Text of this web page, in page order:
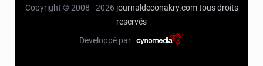
Copyright © 2008 - 2026 journaldeconakry.com tous droits
reservés
Développé par